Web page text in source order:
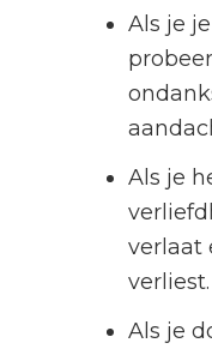
Als je
Als je
verlaat
verliest.
Als je